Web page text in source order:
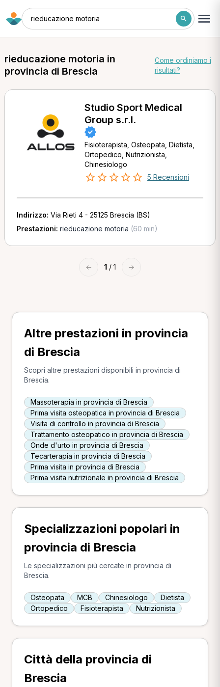
rieducazione motoria
rieducazione motoria in
provincia di Brescia
Come ordiniamo i
risultati?
Studio Sport Medical
Group s.r.l.
Fisioterapista, Osteopata, Dietista,
Ortopedico, Nutrizionista,
Chinesiologo
5 Recensioni
Indirizzo: Via Rieti 4 - 25125 Brescia (BS)
Prestazioni: rieducazione motoria (60 min)
← 1 / 1 →
Altre prestazioni in provincia
di Brescia
Scopri altre prestazioni disponibili in provincia di
Brescia.
Massoterapia in provincia di Brescia
Prima visita osteopatica in provincia di Brescia
Visita di controllo in provincia di Brescia
Trattamento osteopatico in provincia di Brescia
Onde d'urto in provincia di Brescia
Tecarterapia in provincia di Brescia
Prima visita in provincia di Brescia
Prima visita nutrizionale in provincia di Brescia
Specializzazioni popolari in
provincia di Brescia
Le specializzazioni più cercate in provincia di
Brescia.
Osteopata MCB Chinesiologo
Dietista
Ortopedico
Fisioterapista Nutrizionista
Città della provincia di
Brescia